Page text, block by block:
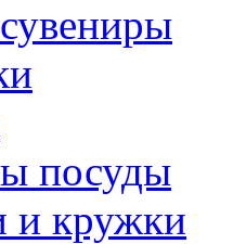
посуды
и кружки